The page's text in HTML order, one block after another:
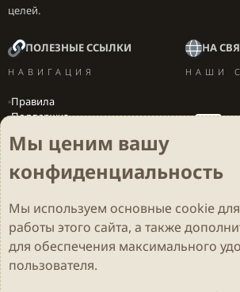
целей.
ПОЛЕЗНЫЕ ССЫЛКИ
НАВИГАЦИЯ
Правила
Поддержка
Локализация игр
НА
НАШИ
Cookies Darkdale - Основа [v.2.3.2 rc1] 🔥
Обратная связь
Условия и правила
Политика конфиденциальности
Помощь
Мы ценим вашу
конфиденциальность
Мы используем основные cookie
работы этого сайта, а также
для обеспечения максимального
пользователя.